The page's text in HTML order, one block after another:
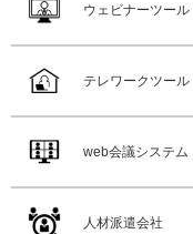
ウェビナーツール
テレワークツール
web会議システム
人材派遣会社